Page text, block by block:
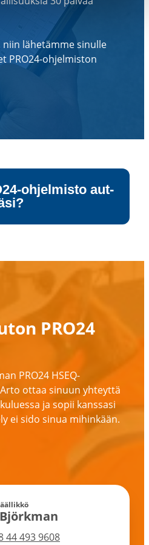
lähetämme sinulle
PRO24-​ohjelmiston
​ohjelmisto aut­
PRO24
PRO24 HSEQ-​
ottaa sinuun yhteyttä
ja sopii kanssasi
ei sido sinua mihinkään.
44 493 9608